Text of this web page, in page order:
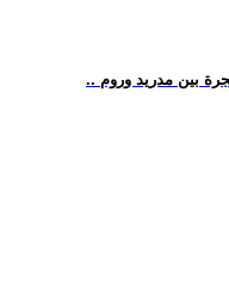
بين مدريد وروم